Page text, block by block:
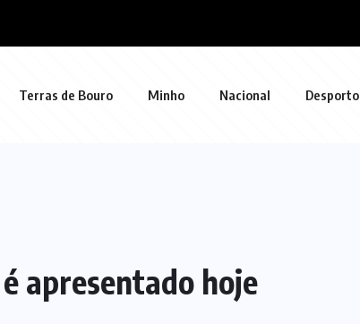
Terras de Bouro Minho Nacional Desporto
apresentado hoje